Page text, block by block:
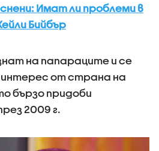
Имат ли проблеми в
Бийбър
на папараците и се
интерес от страна на
бързо придоби
2009 г.